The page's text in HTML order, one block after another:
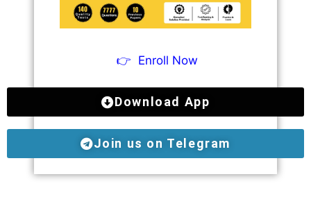
👉 Enroll Now
Download App
Join us on Telegram